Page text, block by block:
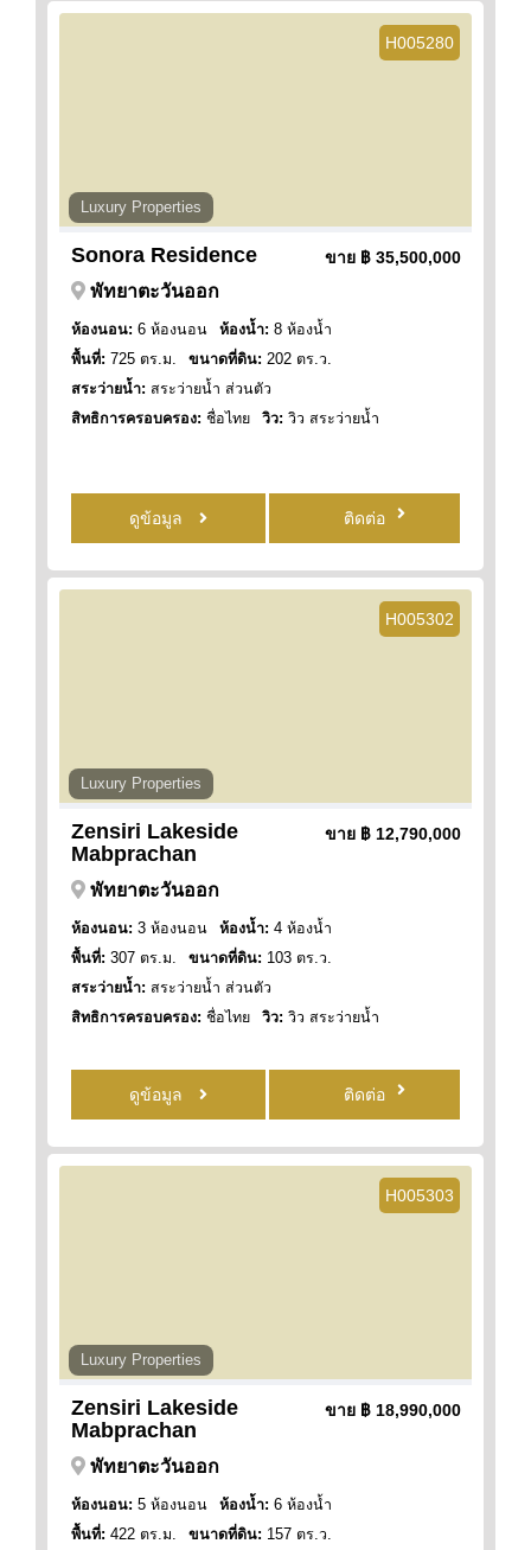
H005280
Luxury Properties
Sonora Residence ขาย ฿ 35,500,000
พัทยาตะวันออก
ห้องนอน: 6 ห้องนอน ห้องน้ำ: 8 ห้องน้ำ
พื้นที่: 725 ตร.ม. ขนาดที่ดิน: 202 ตร.ว.
สระว่ายน้ำ: สระว่ายน้ำ ส่วนตัว
สิทธิการครอบครอง: ชื่อไทย วิว: วิว สระว่ายน้ำ
ดูข้อมูล ติดต่อ
H005302
Luxury Properties
Zensiri Lakeside
Mabprachan
ขาย ฿ 12,790,000
พัทยาตะวันออก
ห้องนอน: 3 ห้องนอน ห้องน้ำ: 4 ห้องน้ำ
พื้นที่: 307 ตร.ม. ขนาดที่ดิน: 103 ตร.ว.
สระว่ายน้ำ: สระว่ายน้ำ ส่วนตัว
สิทธิการครอบครอง: ชื่อไทย วิว: วิว สระว่ายน้ำ
ดูข้อมูล ติดต่อ
H005303
Luxury Properties
Zensiri Lakeside
Mabprachan
ขาย ฿ 18,990,000
พัทยาตะวันออก
ห้องนอน: 5 ห้องนอน ห้องน้ำ: 6 ห้องน้ำ
พื้นที่: 422 ตร.ม. ขนาดที่ดิน: 157 ตร.ว.